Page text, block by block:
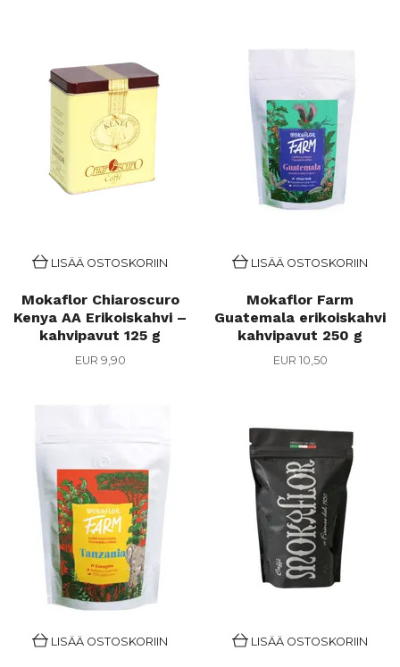
LISÄÄ OSTOSKORIIN
Mokaflor Chiaroscuro
Kenya AA Erikoiskahvi –
kahvipavut 125 g
EUR 9,90
LISÄÄ OSTOSKORIIN
Mokaflor Farm
Guatemala erikoiskahvi
kahvipavut 250 g
EUR 10,50
LISÄÄ OSTOSKORIIN LISÄÄ OSTOSKORIIN